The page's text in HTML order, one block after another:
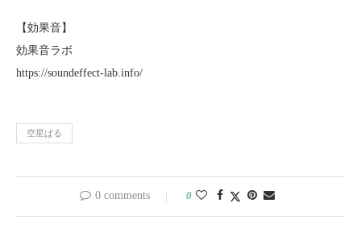
【効果音】
効果音ラボ
https://soundeffect-lab.info/
空星ぱる
0 comments 0